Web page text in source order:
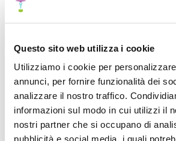
Questo sito web utilizza i cookie
Utilizziamo i cookie per
annunci, per fornire funzionalità dei
analizzare il nostro traffico.
informazioni sul modo in cui utilizzi il
nostri partner che si occupano di
pubblicità e social media, i quali
Terapia di Regressione
(TTRT) per i sintomi correlati
quadro esplorativo neuro-